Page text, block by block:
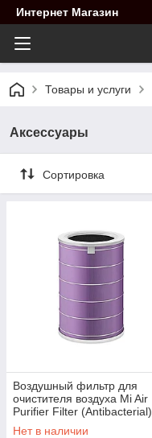
Интернет Магазин
Товары и услуги
Аксессуары
Сортировка
Воздушный фильтр для
очистителя воздуха Mi Air
Purifier Filter (Antibacterial)
Пурпурный
Нет в наличии